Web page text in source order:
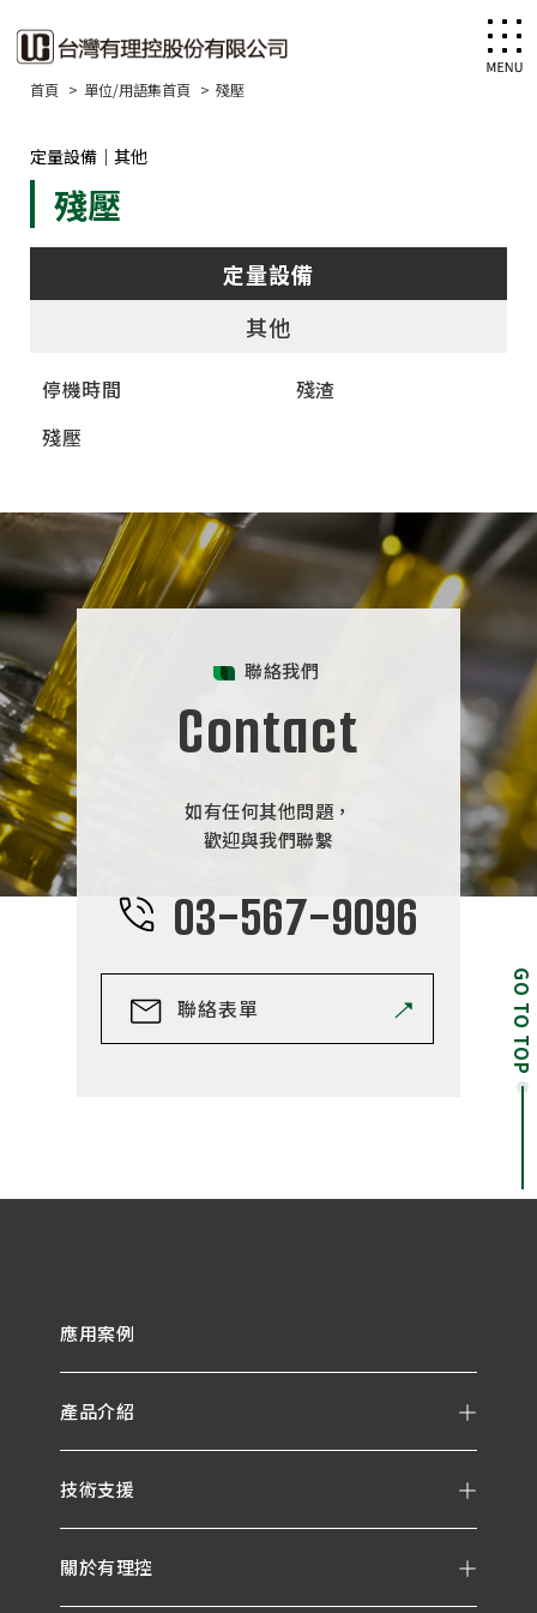
首頁 單位/用語集首頁 殘壓
定量設備｜其他
殘壓
定量設備
其他
停機時間
殘渣
殘壓
聯絡我們
Contact
如有任何其他問題，
歡迎與我們聯繫
03-567-9096
聯絡表單
應用案例
產品介紹
技術支援
關於有理控
GO TO TOP